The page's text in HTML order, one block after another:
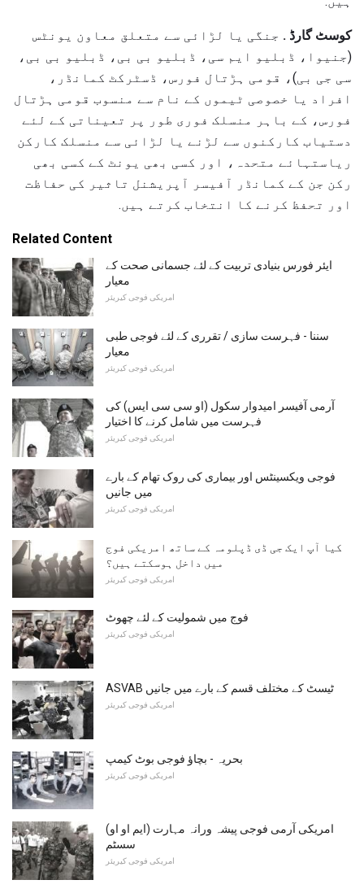
کوسٹ گارڈ . جنگی یا لڑائی سے متعلق معاون یونٹس
(جنیوا، ڈبلیو ایم سی، ڈبلیو بی بی، ڈبلیو بی بی،
سی جی بی)، قومی ہڑتال فورس، ڈسٹرکٹ کمانڈر،
افراد یا خصوصی ٹیموں کے نام سے منسوب قومی ہڑتال
فورس، کے باہر منسلک فوری طور پر تعیناتی کے لئے
دستیاب کارکنوں سے لڑنے یا لڑائی سے منسلک کارکن
ریاستہائے متحدہ، اور کسی بھی یونٹ کے کسی بھی
رکن جن کے کمانڈر آفیسر آپریشنل تاثیر کی حفاظت
اور تحفظ کرنے کا انتخاب کرتے ہیں.
Related Content
ایئر فورس بنیادی تربیت کے لئے جسمانی صحت کے
معیار
امریکی فوجی کیریئر
سننا - فہرست سازی / تقرری کے لئے فوجی طبی
معیار
امریکی فوجی کیریئر
آرمی آفیسر امیدوار سکول (او سی سی ایس) کی
فہرست میں شامل کرنے کا اختیار
امریکی فوجی کیریئر
فوجی ویکسینٹس اور بیماری کی روک تھام کے بارے
میں جانیں
امریکی فوجی کیریئر
کیا آپ ایک جی ڈی ڈپلومہ کے ساتھ امریکی فوج
میں داخل ہوسکتے ہیں؟
امریکی فوجی کیریئر
فوج میں شمولیت کے لئے چھوٹ
امریکی فوجی کیریئر
ASVAB ٹیسٹ کے مختلف قسم کے بارے میں جانیں
امریکی فوجی کیریئر
بحریہ - بچاؤ فوجی بوٹ کیمپ
امریکی فوجی کیریئر
امریکی آرمی فوجی پیشہ ورانہ مہارت (ایم او او)
سسٹم
امریکی فوجی کیریئر